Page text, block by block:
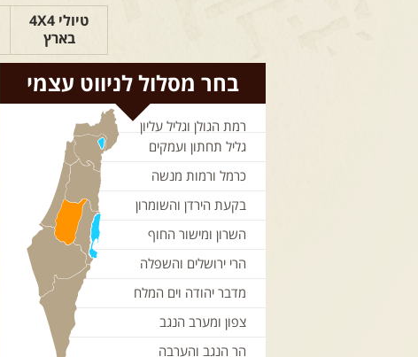
טיולי 4X4
בארץ
בחר מסלול לניווט עצמי
רמת הגולן וגליל עליון
גליל תחתון ועמקים
כרמל ורמות מנשה
בקעת הירדן והשומרון
השרון ומישור החוף
הרי ירושלים והשפלה
מדבר יהודה וים המלח
צפון ומערב הנגב
הר הנגב והערבה